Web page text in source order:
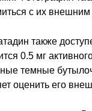
с их
также
0.5 мг
темные
оценить его